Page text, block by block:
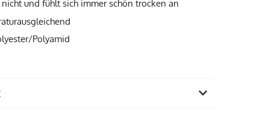
und fühlt sich immer schön trocken an
Polyamid